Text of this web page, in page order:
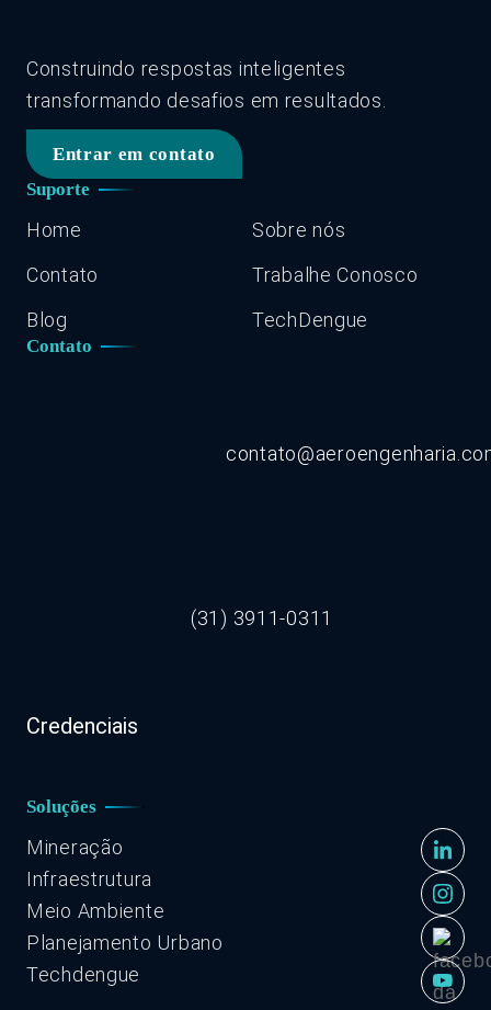
Construindo respostas inteligentes
transformando desafios em resultados.
Entrar em contato
Suporte
Home
Sobre nós
Contato
Trabalhe Conosco
Blog
TechDengue
Contato
(31) 3911-0311
Credenciais
Soluções
Mineração
Infraestrutura
Meio Ambiente
Planejamento Urbano
Techdengue